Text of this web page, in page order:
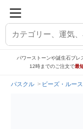
パワーストーンや誕生石ブレ
12時までのご注文で最
パスクル ビーズ・ルース